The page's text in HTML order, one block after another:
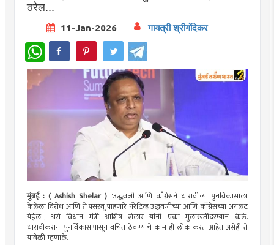
ठरेल...
11-Jan-2026 गायत्री श्रीगोंदेकर
WhatsApp
मुंबई :( Ashish Shelar ) "उद्धवजी आणि काँग्रेसने धारावीच्या पुनर्विकासाला
केलेला विरोध आणि ते पसरवू पाहणारे नॅरेटिव्ह उद्धवजींच्या आणि काँग्रेसच्या अंगलट
येईल", असे विधान मंत्री आशिष शेलार यांनी एका मुलाखतीदरम्यान केले.
धारावीकरांना पुनर्विकासापासून वंचित ठेवण्याचे काम ही लोक करत आहेत असेही ते
यावेळी म्हणाले.